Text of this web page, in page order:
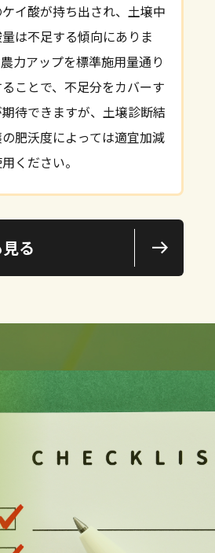
イ酸が持ち出され、土壌中
は不足する傾向にありま
力アップを標準施用量通り
ことで、不足分をカバーす
待できますが、土壌診断結
肥沃度によっては適宜加減
ください。
る